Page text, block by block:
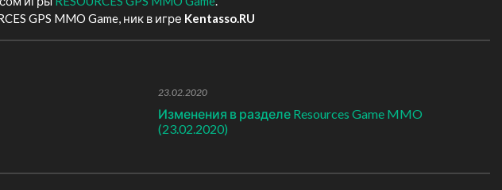
GPS MMO Game, ник в игре Kentasso.RU
23.02.2020
Изменения в разделе Resources Game MMO
(23.02.2020)